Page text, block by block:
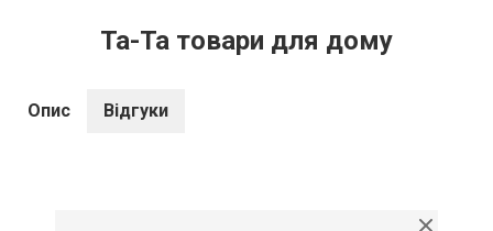
Та-Та товари для дому
Опис Відгуки